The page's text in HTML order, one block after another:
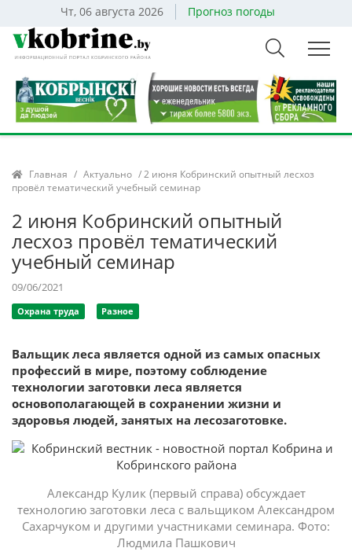
Чт, 06 августа 2026 Прогноз погоды
Главная / Актуально / 2 июня Кобринский опытный лесхоз
провёл тематический учебный семинар
2 июня Кобринский опытный
лесхоз провёл тематический
учебный семинар
09/06/2021
Охрана труда Разное
Вальщик леса является одной из самых опасных
профессий в мире, поэтому соблюдение
технологии заготовки леса является
основополагающей в сохранении жизни и
здоровья людей, занятых на лесозаготовке.
Александр Кулик (первый справа) обсуждает
технологию заготовки леса с вальщиком Александром
Сахарчуком и другими участниками семинара. Фото:
Людмила Пашкович